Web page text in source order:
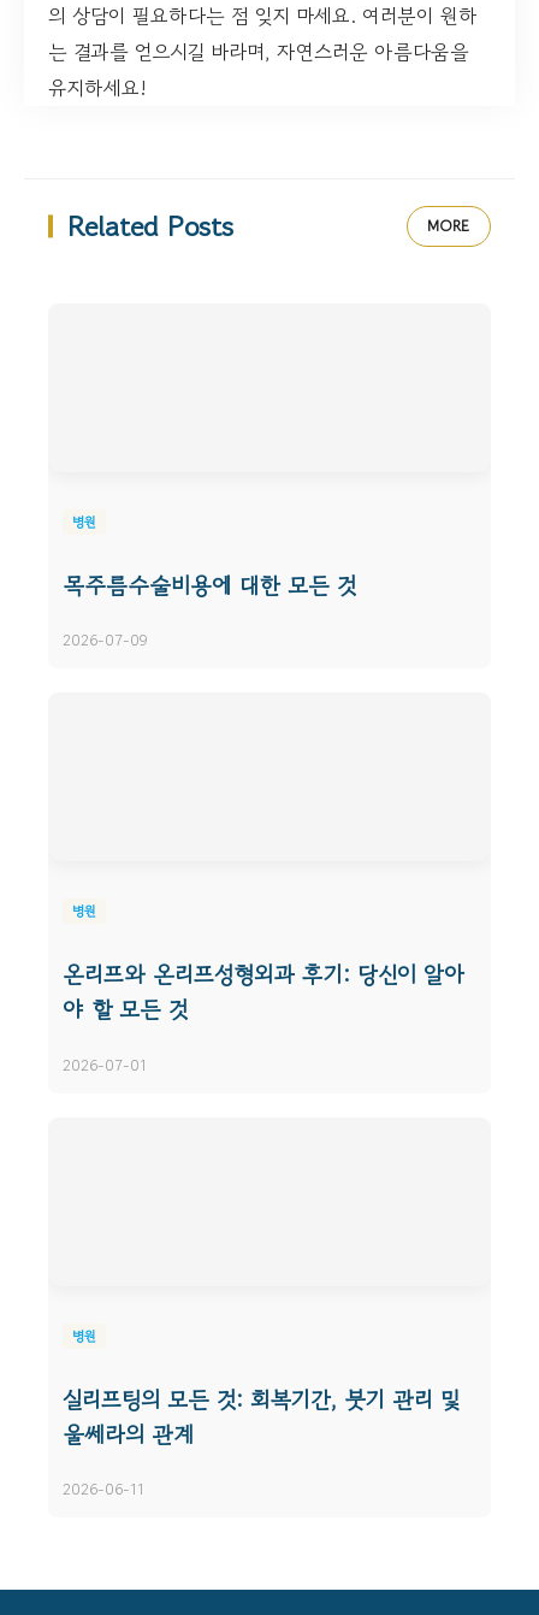
의 상담이 필요하다는 점 잊지 마세요. 여러분이 원하
는 결과를 얻으시길 바라며, 자연스러운 아름다움을
유지하세요!
Related Posts MORE
병원
목주름수술비용에 대한 모든 것
2026-07-09
병원
온리프와 온리프성형외과 후기: 당신이 알아
야 할 모든 것
2026-07-01
병원
실리프팅의 모든 것: 회복기간, 붓기 관리 및
울쎄라의 관계
2026-06-11